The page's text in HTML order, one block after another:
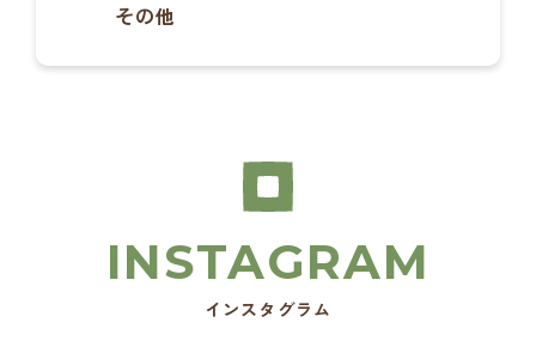
その他
インスタグラム